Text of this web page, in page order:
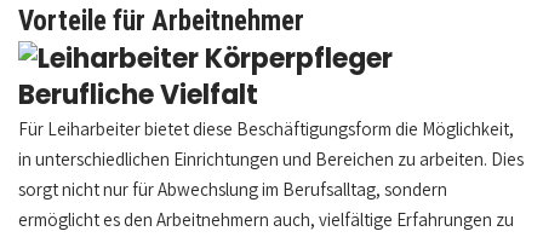
Vorteile für Arbeitnehmer
Berufliche Vielfalt
Für Leiharbeiter bietet diese Beschäftigungsform die Möglichkeit,
in unterschiedlichen Einrichtungen und Bereichen zu arbeiten. Dies
sorgt nicht nur für Abwechslung im Berufsalltag, sondern
ermöglicht es den Arbeitnehmern auch, vielfältige Erfahrungen zu